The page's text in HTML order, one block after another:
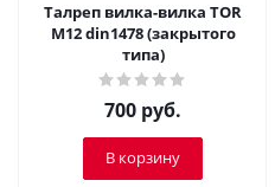
Талреп вилка-вилка TOR
М12 din1478 (закрытого
типа)
700 руб.
В корзину